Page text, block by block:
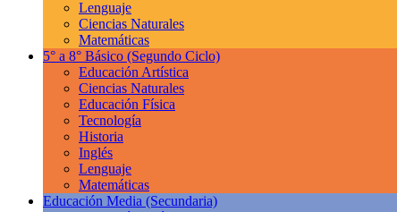
Lenguaje
Ciencias Naturales
Matemáticas
5° a 8° Básico (Segundo Ciclo)
Educación Artística
Ciencias Naturales
Educación Física
Tecnología
Historia
Inglés
Lenguaje
Matemáticas
Educación Media (Secundaria)